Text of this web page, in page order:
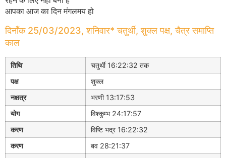
आपका आज का दिन मंगलमय हो
दिनाँक 25/03/2023, शनिवार* चतुर्थी, शुक्ल पक्ष, चैत्र समाप्ति
काल
तिथि
चतुर्थी 16:22:32 तक
पक्ष
शुक्ल
नक्षत्र
भरणी 13:17:53
योग
विश्कुम्भ 24:17:57
करण
विष्टि भद्र 16:22:32
करण
बव 28:21:37